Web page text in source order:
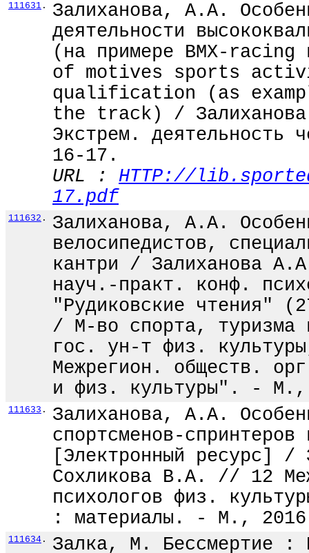
111631 .
Залиханова, А.А.
деятельности
(на примере BMX-
of motives sports
qualification (аs
the track) / Залиханова
Экстрем.
16-17.
URL : HTTP://
17.pdf
111632 .
Залиханова, А.А.
велосипедистов,
кантри / Залиханова
науч.-практ. конф.
"Рудиковские чтения"
/ М-во спорта, туризма
гос. ун-т физ.
Межрегион. обществ.
и физ. культуры". -
111633 .
Залиханова, А.А.
спортсменов-
[Электронный ресурс]
Сохликова В.А. // 12
психологов физ.
: материалы. - М.,
111634 . Залка, М. Бессмертие